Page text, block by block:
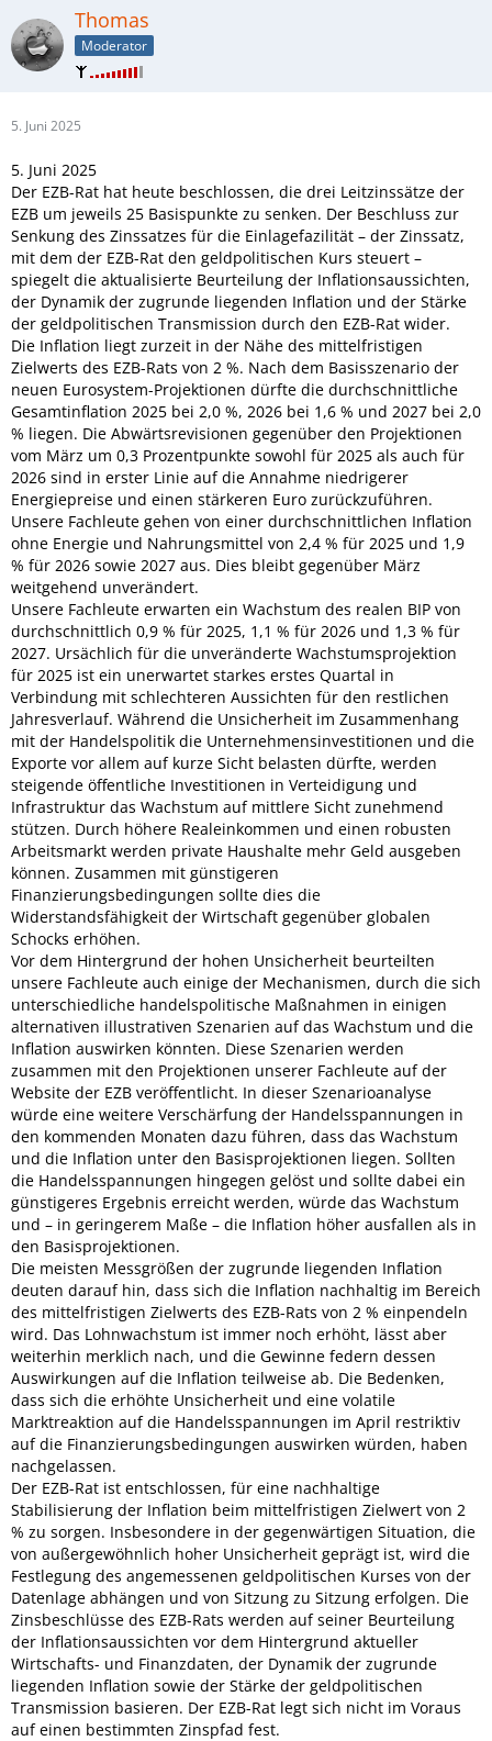
Thomas
Moderator
5. Juni 2025
5. Juni 2025
Der EZB-Rat hat heute beschlossen, die drei Leitzinssätze der
EZB um jeweils 25 Basispunkte zu senken. Der Beschluss zur
Senkung des Zinssatzes für die Einlagefazilität – der Zinssatz,
mit dem der EZB-Rat den geldpolitischen Kurs steuert –
spiegelt die aktualisierte Beurteilung der Inflationsaussichten,
der Dynamik der zugrunde liegenden Inflation und der Stärke
der geldpolitischen Transmission durch den EZB-Rat wider.
Die Inflation liegt zurzeit in der Nähe des mittelfristigen
Zielwerts des EZB-Rats von 2 %. Nach dem Basisszenario der
neuen Eurosystem-Projektionen dürfte die durchschnittliche
Gesamtinflation 2025 bei 2,0 %, 2026 bei 1,6 % und 2027 bei 2,0
% liegen. Die Abwärtsrevisionen gegenüber den Projektionen
vom März um 0,3 Prozentpunkte sowohl für 2025 als auch für
2026 sind in erster Linie auf die Annahme niedrigerer
Energiepreise und einen stärkeren Euro zurückzuführen.
Unsere Fachleute gehen von einer durchschnittlichen Inflation
ohne Energie und Nahrungsmittel von 2,4 % für 2025 und 1,9
% für 2026 sowie 2027 aus. Dies bleibt gegenüber März
weitgehend unverändert.
Unsere Fachleute erwarten ein Wachstum des realen BIP von
durchschnittlich 0,9 % für 2025, 1,1 % für 2026 und 1,3 % für
2027. Ursächlich für die unveränderte Wachstumsprojektion
für 2025 ist ein unerwartet starkes erstes Quartal in
Verbindung mit schlechteren Aussichten für den restlichen
Jahresverlauf. Während die Unsicherheit im Zusammenhang
mit der Handelspolitik die Unternehmensinvestitionen und die
Exporte vor allem auf kurze Sicht belasten dürfte, werden
steigende öffentliche Investitionen in Verteidigung und
Infrastruktur das Wachstum auf mittlere Sicht zunehmend
stützen. Durch höhere Realeinkommen und einen robusten
Arbeitsmarkt werden private Haushalte mehr Geld ausgeben
können. Zusammen mit günstigeren
Finanzierungsbedingungen sollte dies die
Widerstandsfähigkeit der Wirtschaft gegenüber globalen
Schocks erhöhen.
Vor dem Hintergrund der hohen Unsicherheit beurteilten
unsere Fachleute auch einige der Mechanismen, durch die sich
unterschiedliche handelspolitische Maßnahmen in einigen
alternativen illustrativen Szenarien auf das Wachstum und die
Inflation auswirken könnten. Diese Szenarien werden
zusammen mit den Projektionen unserer Fachleute auf der
Website der EZB veröffentlicht. In dieser Szenarioanalyse
würde eine weitere Verschärfung der Handelsspannungen in
den kommenden Monaten dazu führen, dass das Wachstum
und die Inflation unter den Basisprojektionen liegen. Sollten
die Handelsspannungen hingegen gelöst und sollte dabei ein
günstigeres Ergebnis erreicht werden, würde das Wachstum
und – in geringerem Maße – die Inflation höher ausfallen als in
den Basisprojektionen.
Die meisten Messgrößen der zugrunde liegenden Inflation
deuten darauf hin, dass sich die Inflation nachhaltig im Bereich
des mittelfristigen Zielwerts des EZB-Rats von 2 % einpendeln
wird. Das Lohnwachstum ist immer noch erhöht, lässt aber
weiterhin merklich nach, und die Gewinne federn dessen
Auswirkungen auf die Inflation teilweise ab. Die Bedenken,
dass sich die erhöhte Unsicherheit und eine volatile
Marktreaktion auf die Handelsspannungen im April restriktiv
auf die Finanzierungsbedingungen auswirken würden, haben
nachgelassen.
Der EZB-Rat ist entschlossen, für eine nachhaltige
Stabilisierung der Inflation beim mittelfristigen Zielwert von 2
% zu sorgen. Insbesondere in der gegenwärtigen Situation, die
von außergewöhnlich hoher Unsicherheit geprägt ist, wird die
Festlegung des angemessenen geldpolitischen Kurses von der
Datenlage abhängen und von Sitzung zu Sitzung erfolgen. Die
Zinsbeschlüsse des EZB-Rats werden auf seiner Beurteilung
der Inflationsaussichten vor dem Hintergrund aktueller
Wirtschafts- und Finanzdaten, der Dynamik der zugrunde
liegenden Inflation sowie der Stärke der geldpolitischen
Transmission basieren. Der EZB-Rat legt sich nicht im Voraus
auf einen bestimmten Zinspfad fest.